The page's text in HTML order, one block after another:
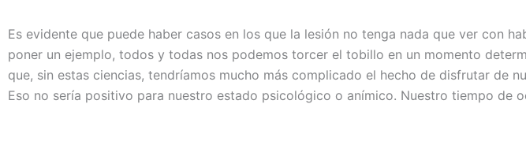
Es evidente que puede haber casos en los que la lesión no tenga nada que ver con
poner un ejemplo, todos y todas nos podemos torcer el tobillo en un momento
que, sin estas ciencias, tendríamos mucho más complicado el hecho de disfrutar de
Eso no sería positivo para nuestro estado psicológico o anímico. Nuestro tiempo de